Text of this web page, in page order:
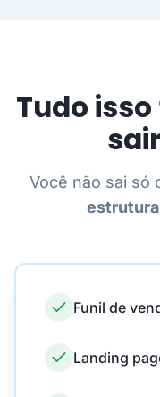
Tudo isso
Você não sai só
Funil de
Landing